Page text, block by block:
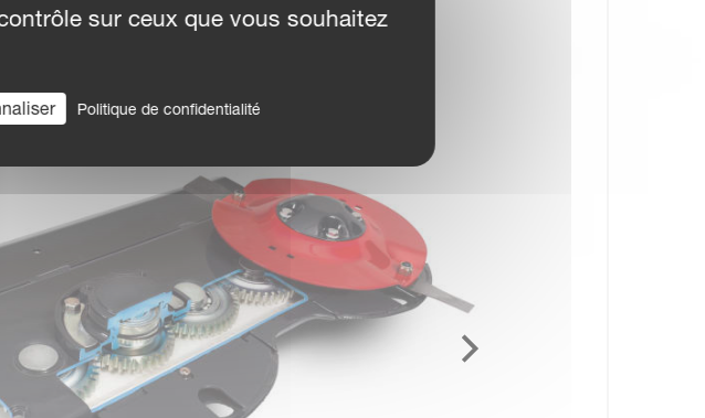
sur ceux que vous souhaitez
Politique de confidentialité